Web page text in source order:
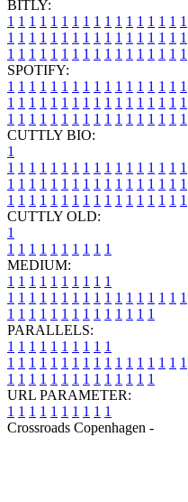
BITLY:
1 1 1 1 1 1 1 1 1 1 1 1 1 1 1 1 1
1 1 1 1 1 1 1 1 1 1 1 1 1 1 1 1 1
1 1 1 1 1 1 1 1 1 1 1 1 1 1 1 1 1
SPOTIFY:
1 1 1 1 1 1 1 1 1 1 1 1 1 1 1 1 1
1 1 1 1 1 1 1 1 1 1 1 1 1 1 1 1 1
1 1 1 1 1 1 1 1 1 1 1 1 1 1 1 1 1
CUTTLY BIO:
1
1 1 1 1 1 1 1 1 1 1 1 1 1 1 1 1 1
1 1 1 1 1 1 1 1 1 1 1 1 1 1 1 1 1
1 1 1 1 1 1 1 1 1 1 1 1 1 1 1 1 1
CUTTLY OLD:
1
1 1 1 1 1 1 1 1 1 1
MEDIUM:
1 1 1 1 1 1 1 1 1 1
1 1 1 1 1 1 1 1 1 1 1 1 1 1 1 1 1
1 1 1 1 1 1 1 1 1 1 1 1 1 1
PARALLELS:
1 1 1 1 1 1 1 1 1 1
1 1 1 1 1 1 1 1 1 1 1 1 1 1 1 1 1
1 1 1 1 1 1 1 1 1 1 1 1 1 1
URL PARAMETER:
1 1 1 1 1 1 1 1 1 1
Crossroads Copenhagen -